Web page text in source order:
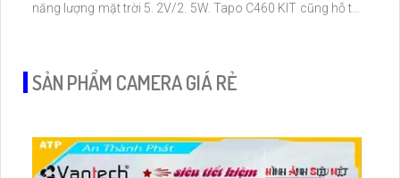
năng lượng mặt trời 5. 2V/2. 5W. Tapo C460 KIT cũng hỗ trợ
SẢN PHẨM CAMERA GIÁ RẺ